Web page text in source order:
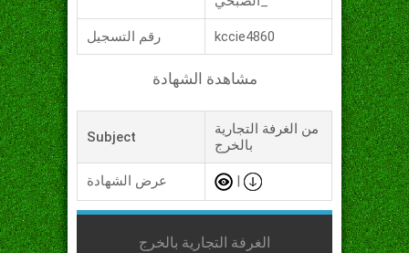
رقم التسجيل kccie4860
مشاهدة الشهادة
Subject
من الغرفة التجارية
بالخرج
عرض الشهادة
الغرفة التجارية بالخرج